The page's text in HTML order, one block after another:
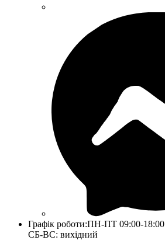
Графік роботи:ПН-ПТ 09:00-18:00
СБ-ВС: вихідний